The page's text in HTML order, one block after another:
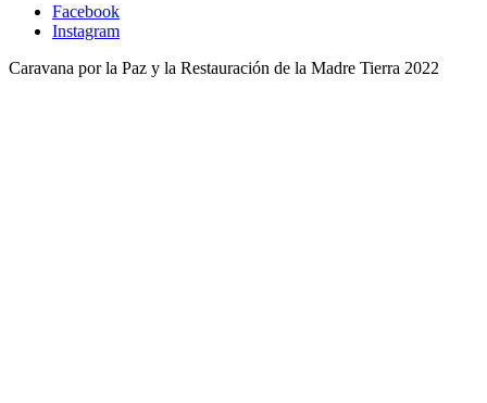
Facebook
Instagram
Caravana por la Paz y la Restauración de la Madre Tierra 2022